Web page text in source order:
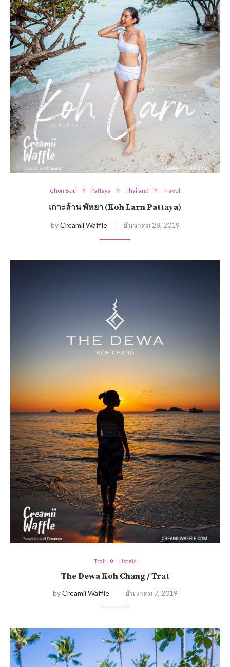
Chon Buri Pattaya Thailand Travel
เกาะล้าน พัทยา (Koh Larn Pattaya)
byCreamii Waffle ธันวาคม 28, 2019
Trat Hotels
The Dewa Koh Chang / Trat
byCreamii Waffle ธันวาคม 7, 2019